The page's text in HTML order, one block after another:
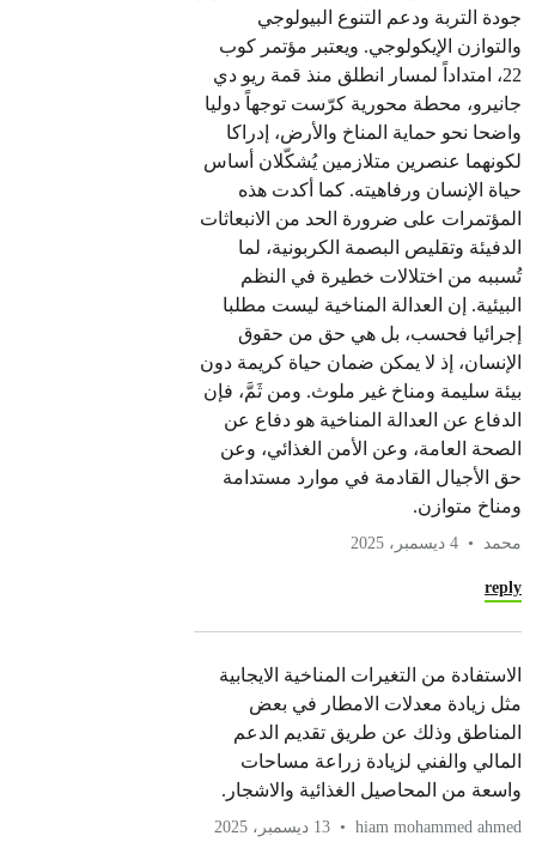
جودة التربة ودعم التنوع البيولوجي
والتوازن الإيكولوجي. ويعتبر مؤتمر كوب
22، امتداداً لمسار انطلق منذ قمة ريو دي
جانيرو، محطة محورية كرّست توجهاً دوليا
واضحا نحو حماية المناخ والأرض، إدراكا
لكونهما عنصرين متلازمين يُشكّلان أساس
حياة الإنسان ورفاهيته. كما أكدت هذه
المؤتمرات على ضرورة الحد من الانبعاثات
الدفيئة وتقليص البصمة الكربونية، لما
تُسببه من اختلالات خطيرة في النظم
البيئية. إن العدالة المناخية ليست مطلبا
إجرائيا فحسب، بل هي حق من حقوق
الإنسان، إذ لا يمكن ضمان حياة كريمة دون
بيئة سليمة ومناخ غير ملوث. ومن ثَمَّ، فإن
الدفاع عن العدالة المناخية هو دفاع عن
الصحة العامة، وعن الأمن الغذائي، وعن
حق الأجيال القادمة في موارد مستدامة
ومناخ متوازن.
محمد 4 ديسمبر، 2025
reply
الاستفادة من التغيرات المناخية الايجابية
مثل زيادة معدلات الامطار في بعض
المناطق وذلك عن طريق تقديم الدعم
المالي والفني لزيادة زراعة مساحات
واسعة من المحاصيل الغذائية والاشجار.
hiam mohammed ahmed 13 ديسمبر، 2025